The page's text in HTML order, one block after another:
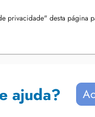
privacidade" desta página
ajuda?